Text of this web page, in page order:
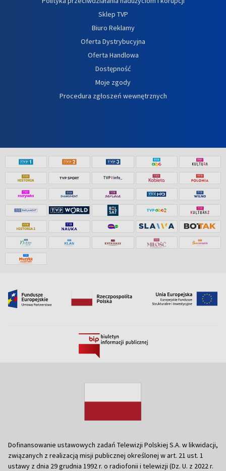
Sklep TVP
Biuro Reklamy
Oferta Dystrybucyjna
Oferta Handlowa
Dostępność
Moje zgody
Procedura zgłoszeń wewnętrznych
Dofinansowanie ustawowych zadań Telewizji Polskiej S.A. w likwidacji,
związanych z realizacją misji publicznej określonej w art. 21 ust. 1
ustawy z dnia 29 grudnia 1992 r. o radiofonii i telewizji (Dz. U. z 2022 r.